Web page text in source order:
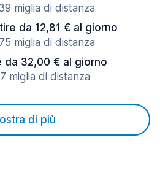
miglia di distanza
da 12,81 € al giorno
miglia di distanza
da 32,00 € al giorno
miglia di distanza
di più